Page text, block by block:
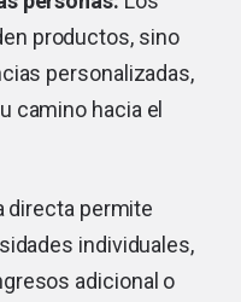
productos, sino
personalizadas,
camino hacia el
directa permite
individuales,
adicional o